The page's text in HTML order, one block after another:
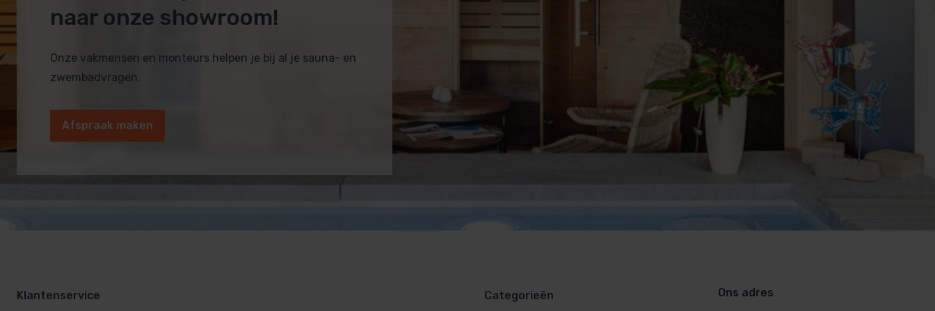
naar onze showroom!
Onze vakmensen en monteurs helpen je bij al je sauna- en
zwembadvragen.
Afspraak maken
Klantenservice Categorieën Ons adres